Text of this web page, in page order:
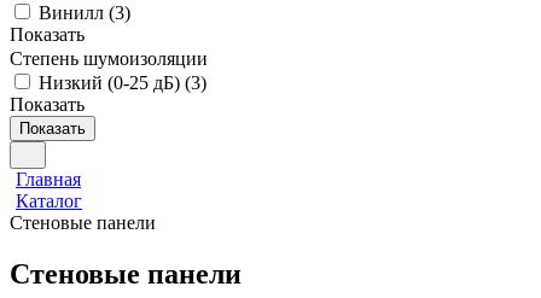
Винилл (3)
Показать
Степень шумоизоляции
Низкий (0-25 дБ) (3)
Показать
Показать
Главная
Каталог
Стеновые панели
Стеновые панели